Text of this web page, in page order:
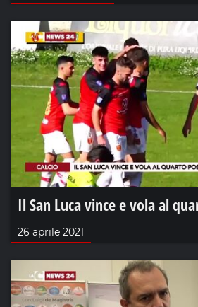
Il San Luca vince e vola al
26 aprile 2021